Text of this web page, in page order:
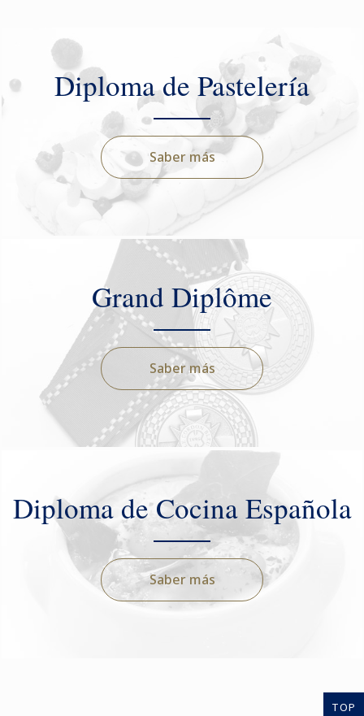
Diploma de Pastelería
Saber más
Grand Diplôme
Saber más
Diploma de Cocina Española
Saber más
TOP